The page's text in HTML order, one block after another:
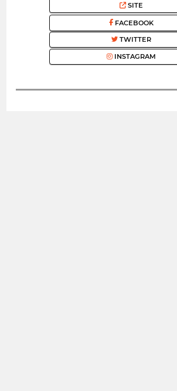
SITE
FACEBOOK
TWITTER
INSTAGRAM